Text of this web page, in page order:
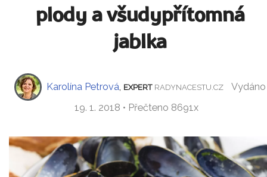
plody a všudypřítomná
jablka
Karolína Petrová EXPERT RADYNACESTU.CZ
Vydáno
19. 1. 2018 • Přečteno 8691x